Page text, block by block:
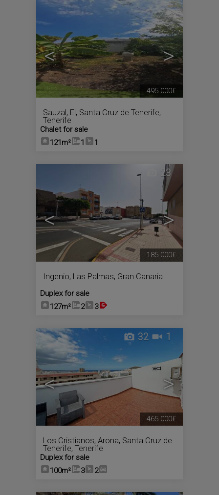
< >
Sauzal, El, Santa Cruz de Tenerife,
Tenerife
Chalet for sale
121m²
1 1
495.000€
< >
23
Ingenio, Las Palmas, Gran Canaria
Duplex for sale
127m²
2 3
185.000€
< >
32 1
Los Cristianos, Arona, Santa Cruz de
Tenerife, Tenerife
Duplex for sale
100m²
3 2
465.000€